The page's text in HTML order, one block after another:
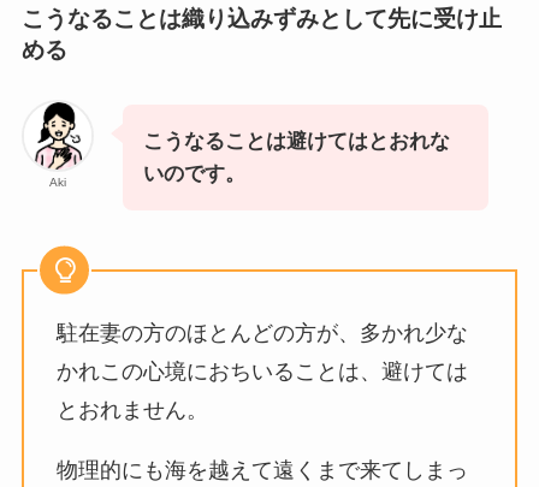
こうなることは織り込みずみとして先に受け止
める
Aki
こうなることは避けてはとおれな
いのです。
駐在妻の方のほとんどの方が、多かれ少な
かれこの心境におちいることは、避けては
とおれません。
物理的にも海を越えて遠くまで来てしまっ